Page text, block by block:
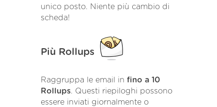
unico posto. Niente più cambio di
scheda!
Più Rollups
Raggruppa le email in fino a 10
Rollups. Questi riepiloghi possono
essere inviati giornalmente o